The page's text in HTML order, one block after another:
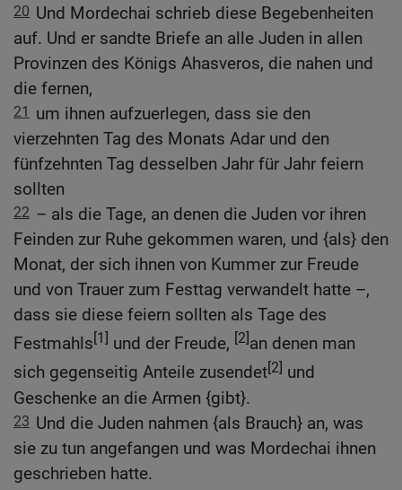
20 Und Mordechai schrieb diese Begebenheiten
auf. Und er sandte Briefe an alle Juden in allen
Provinzen des Königs Ahasveros, die nahen und
die fernen,
21 um ihnen aufzuerlegen, dass sie den
vierzehnten Tag des Monats Adar und den
fünfzehnten Tag desselben Jahr für Jahr feiern
sollten
22 – als die Tage, an denen die Juden vor ihren
Feinden zur Ruhe gekommen waren, und {als} den
Monat, der sich ihnen von Kummer zur Freude
und von Trauer zum Festtag verwandelt hatte –,
dass sie diese feiern sollten als Tage des
Festmahls[1] und der Freude, [2]an denen man
sich gegenseitig Anteile zusendet[2] und
Geschenke an die Armen {gibt}.
23 Und die Juden nahmen {als Brauch} an, was
sie zu tun angefangen und was Mordechai ihnen
geschrieben hatte.